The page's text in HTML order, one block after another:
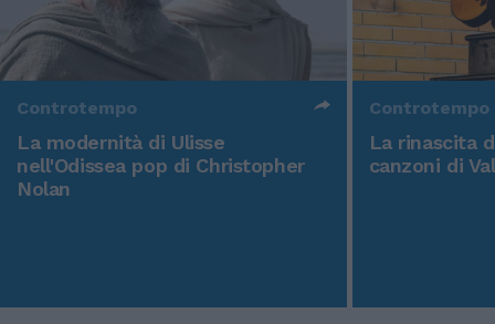
Controtempo
La modernità di Ulisse
nell'Odissea pop di Christopher
Nolan
Controtempo
La rinascita
canzoni di